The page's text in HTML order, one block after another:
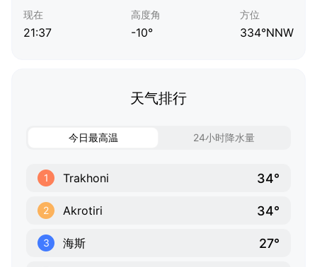
现在
21:37
高度角
-10°
方位
334°NNW
天气排行
今日最高温 24小时降水量
1 Trakhoni 34°
2 Akrotiri 34°
3 海斯 27°